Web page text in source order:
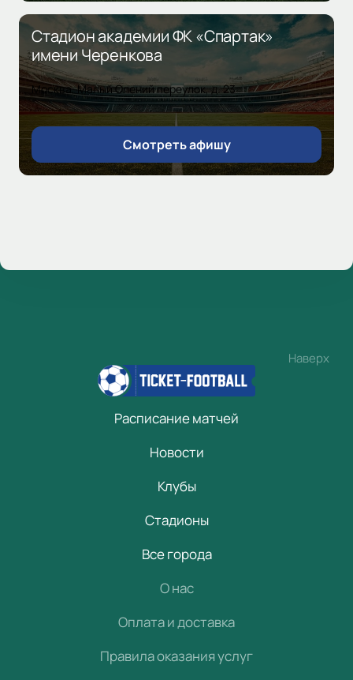
Стадион академии ФК «Спартак»
имени Черенкова
Москва, Малый Олений переулок, д. 23
Смотреть афишу
Наверх
Расписание матчей
Новости
Клубы
Стадионы
Все города
О нас
Оплата и доставка
Правила оказания услуг